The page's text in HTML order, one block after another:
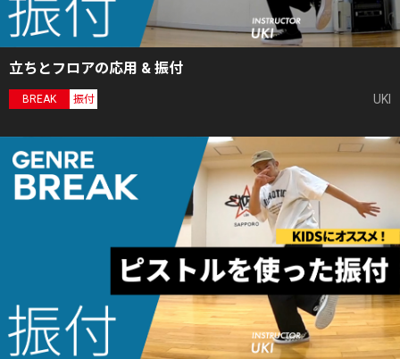
立ちとフロアの応用 & 振付
BREAK 振付 UKI